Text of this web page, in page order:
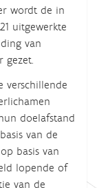
wordt de in
uitgewerkte
van
gezet.
verschillende
doelafstand
van de
basis van
lopende of
van de